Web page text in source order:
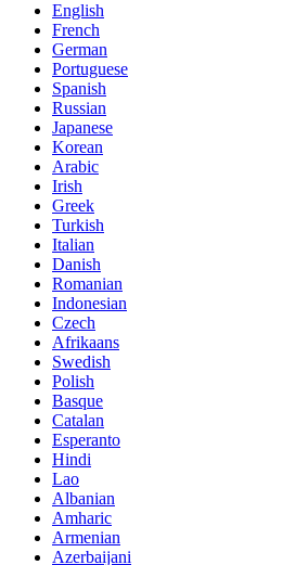
English
French
German
Portuguese
Spanish
Russian
Japanese
Korean
Arabic
Irish
Greek
Turkish
Italian
Danish
Romanian
Indonesian
Czech
Afrikaans
Swedish
Polish
Basque
Catalan
Esperanto
Hindi
Lao
Albanian
Amharic
Armenian
Azerbaijani